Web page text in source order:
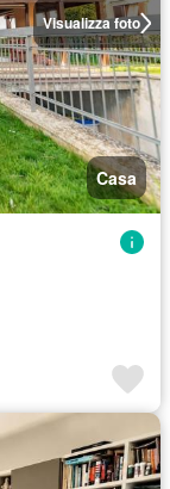
Visualizza foto
Casa